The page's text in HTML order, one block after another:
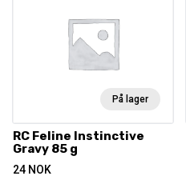
På lager
RC Feline Instinctive
Gravy 85 g
24 NOK